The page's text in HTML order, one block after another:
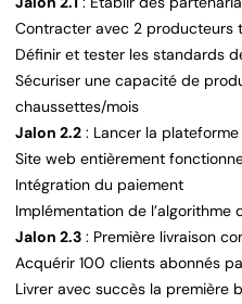
Contracter avec 2 producteurs
Définir et tester les standards
Sécuriser une capacité de
chaussettes/mois
Jalon 2.2 : Lancer la
Site web entièrement
Intégration du paiement
Implémentation de l’algorithme
Jalon 2.3 : Première livraison
Acquérir 100 clients abonnés
Livrer avec succès la première